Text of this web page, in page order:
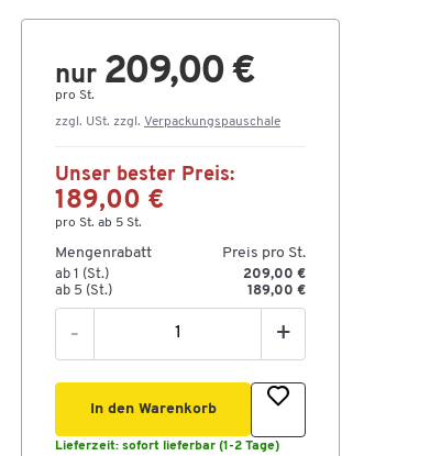
nur 209,00 €
pro St.
zzgl. USt. zzgl. Verpackungspauschale
Unser bester Preis:
189,00 €
pro St. ab 5 St.
Mengenrabatt Preis pro St.
ab 1 (St.)
209,00 €
ab 5 (St.)
189,00 €
- +
In den Warenkorb
Lieferzeit: sofort lieferbar (1-2 Tage)